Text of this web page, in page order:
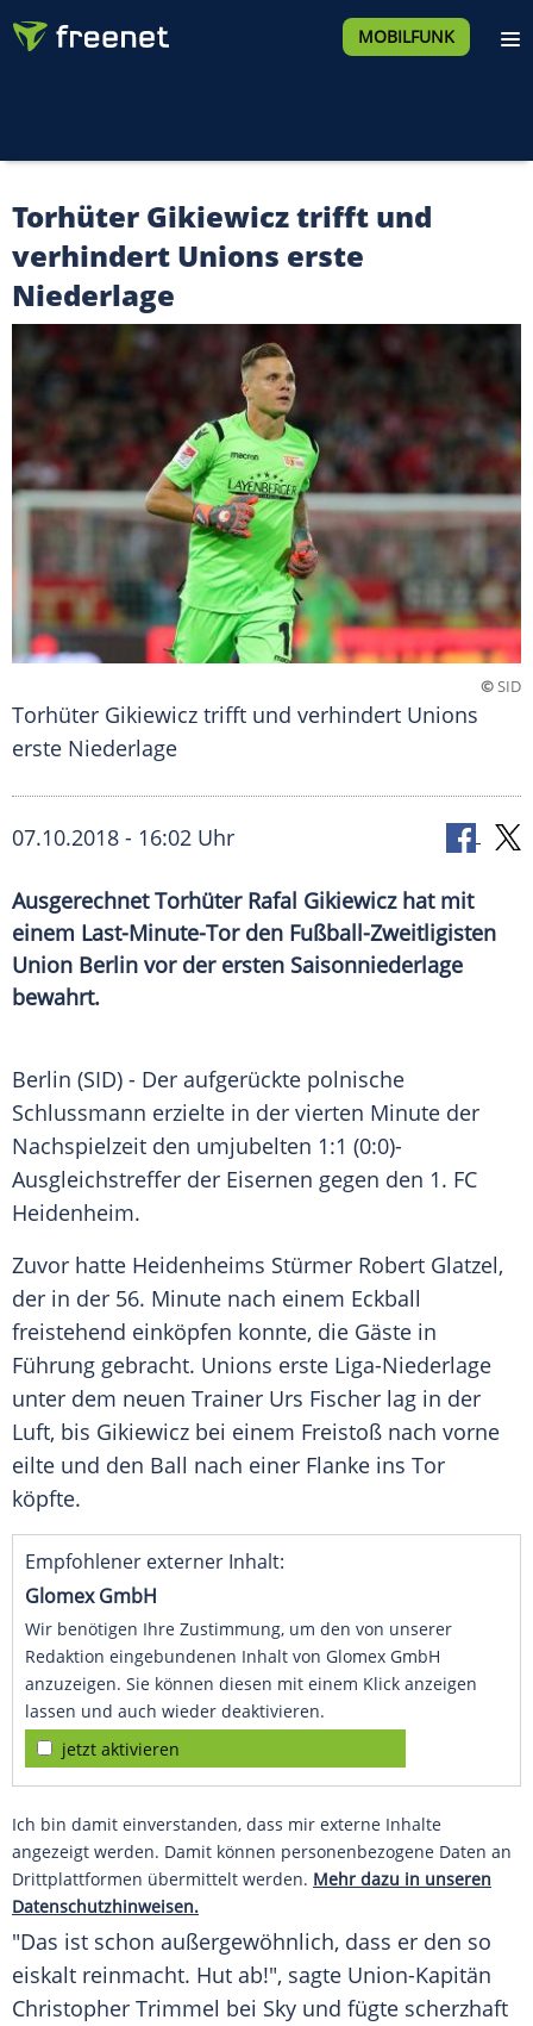
MOBILFUNK
Torhüter Gikiewicz trifft und
verhindert Unions erste
Niederlage
©SID
Torhüter Gikiewicz trifft und verhindert Unions
erste Niederlage
07.10.2018 - 16:02 Uhr
Ausgerechnet Torhüter Rafal Gikiewicz hat mit
einem Last-Minute-Tor den Fußball-Zweitligisten
Union Berlin vor der ersten Saisonniederlage
bewahrt.
Berlin (SID) - Der aufgerückte polnische
Schlussmann erzielte in der vierten Minute der
Nachspielzeit den umjubelten 1:1 (0:0)-
Ausgleichstreffer der Eisernen gegen den 1. FC
Heidenheim.
Zuvor hatte Heidenheims Stürmer Robert Glatzel,
der in der 56. Minute nach einem Eckball
freistehend einköpfen konnte, die Gäste in
Führung gebracht. Unions erste Liga-Niederlage
unter dem neuen Trainer Urs Fischer lag in der
Luft, bis Gikiewicz bei einem Freistoß nach vorne
eilte und den Ball nach einer Flanke ins Tor
köpfte.
Empfohlener externer Inhalt:
Glomex GmbH
Wir benötigen Ihre Zustimmung, um den von unserer
Redaktion eingebundenen Inhalt von Glomex GmbH
anzuzeigen. Sie können diesen mit einem Klick anzeigen
lassen und auch wieder deaktivieren.
jetzt aktivieren
Ich bin damit einverstanden, dass mir externe Inhalte
angezeigt werden. Damit können personenbezogene Daten an
Drittplattformen übermittelt werden. Mehr dazu in unseren
Datenschutzhinweisen.
"Das ist schon außergewöhnlich, dass er den so
eiskalt reinmacht. Hut ab!", sagte Union-Kapitän
Christopher Trimmel bei Sky und fügte scherzhaft